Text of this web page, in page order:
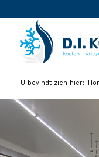
U bevindt zich hier: